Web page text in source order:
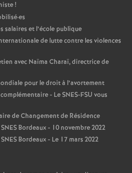
d
d
e
g
r
é
!
·es
salaires et l’école publique
de lutte contre les violences
avec Naïma Charaï, directrice de
pour le droit à l’avortement
- Le SNES-FSU vous
de Changement de Résidence
Bordeaux - 10 novembre 2022
Bordeaux - Le 17 mars 2022